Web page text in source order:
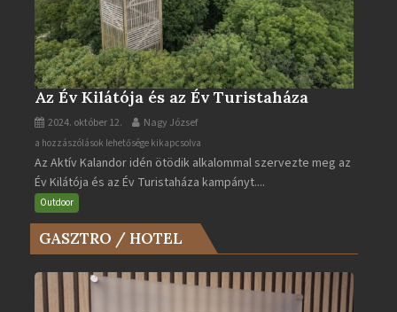
Az Év Kilátója és az Év Turistaháza
2024. október 12. Nagy József
Az
Év
Kilátója
és
Év
Turistaháza
bejegyzéshez
a hozzászólások lehetősége kikapcsolva
Az Aktív Kalandor idén ötödik alkalommal szervezte meg az
Év Kilátója és az Év Turistaháza kampányt....
Outdoor
GASZTRO / HOTEL